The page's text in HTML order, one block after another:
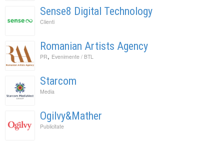
Sense8 Digital Technology
Clienti
Romanian Artists Agency
PR, Evenimente / BTL
Starcom
Media
Ogilvy&Mather
Publicitate